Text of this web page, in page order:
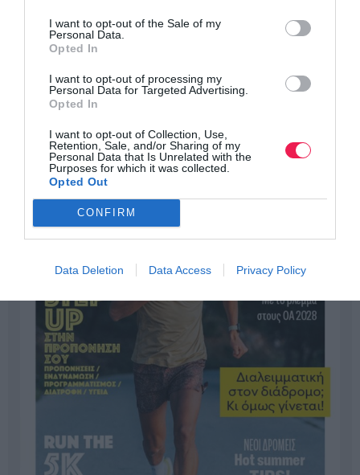
I want to opt-out of the Sale of my
Personal Data.
Opted In
I want to opt-out of processing my
Personal Data for Targeted Advertising.
Opted In
I want to opt-out of Collection, Use,
Retention, Sale, and/or Sharing of my
Personal Data that Is Unrelated with the
Purposes for which it was collected.
Opted Out
CONFIRM
Data Deletion Data Access Privacy Policy